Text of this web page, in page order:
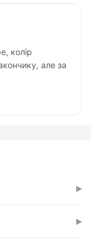
колір
але за
▸
про
▸